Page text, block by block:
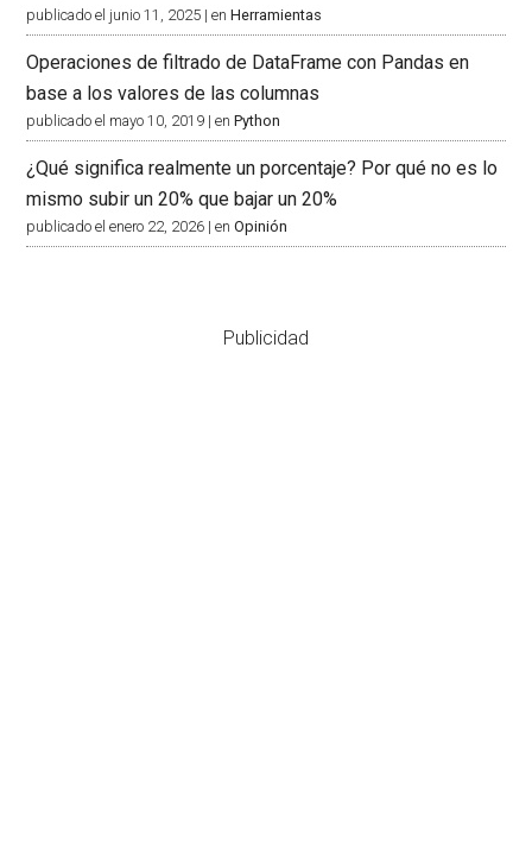
publicado el junio 11, 2025 |enHerramientas
Operaciones de filtrado de DataFrame con Pandas en
base a los valores de las columnas
publicado el mayo 10, 2019 |enPython
¿Qué significa realmente un porcentaje? Por qué no es lo
mismo subir un 20% que bajar un 20%
publicado el enero 22, 2026 |enOpinión
Publicidad